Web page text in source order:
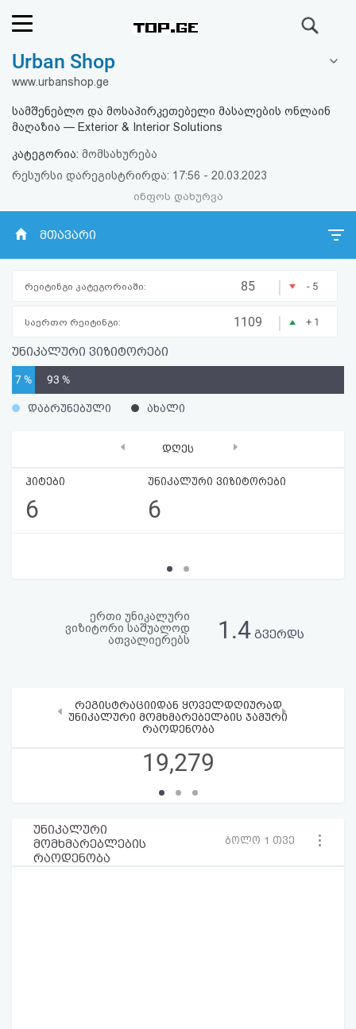
რეიტინგი
კითხვა-
პასუხი
რეგისტრაცია
აღდგენა
HTML
სალიცენზიო
შეთანხმება
Urban Shop
www.urbanshop.ge
სამშენებლო და მოსაპირკეთებელი მასალების ონლაინ
მაღაზია — Exterior & Interior Solutions
კატეგორია: მომსახურება
რესურსი დარეგისტრირდა: 17:56 - 20.03.2023
ინფოს დახურვა
მთავარი
რეიტინგი კატეგორიაში: 85 | - 5
საერთო რეიტინგი: 1109 | + 1
უნიკალური ვიზიტორები
7 % 93 %
დაბრუნებული ახალი
დღეს
ჰიტები
6
უნიკალური ვიზიტორები
6
‹ ›
ერთი უნიკალური
ვიზიტორი საშუალოდ
ათვალიერებს
1.4გვერდს
რეგისტრაციიდან ყოველდღიურად
უნიკალური მომხმარებელბის ჯამური
რაოდენობა
19,279
‹ ›
უნიკალური
მომხმარებლების
რაოდენობა
ბოლო 1 თვე